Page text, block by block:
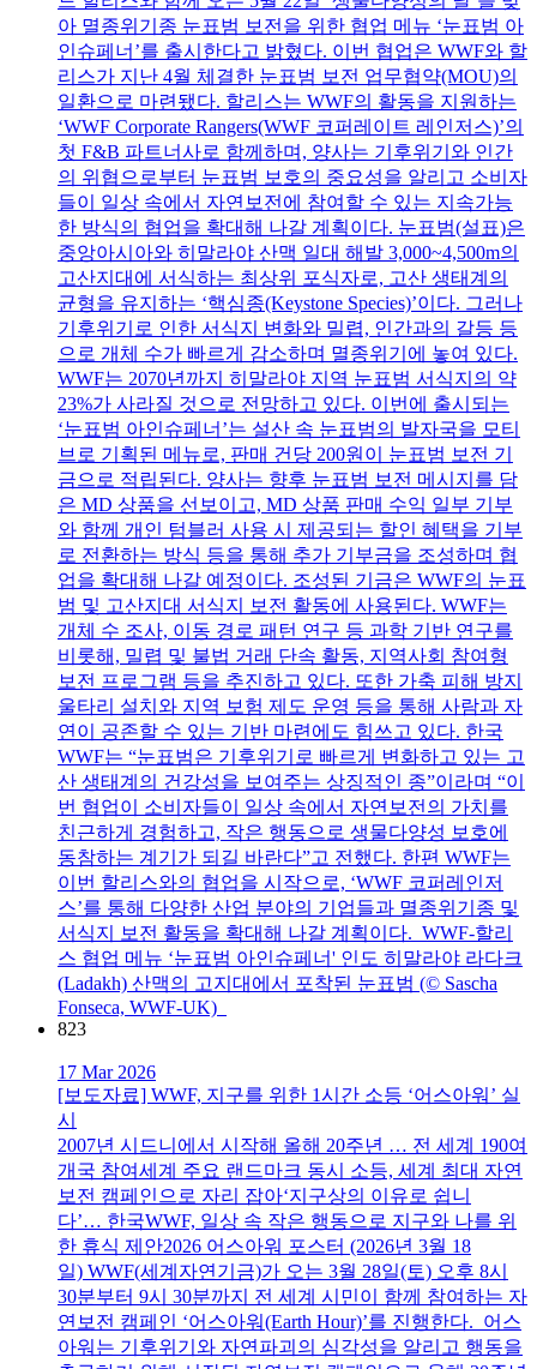
아 멸종위기종 눈표범 보전을 위한 협업 메뉴 ‘눈표범 아
인슈페너’를 출시한다고 밝혔다. 이번 협업은 WWF와 할
리스가 지난 4월 체결한 눈표범 보전 업무협약(MOU)의
일환으로 마련됐다. 할리스는 WWF의 활동을 지원하는
‘WWF Corporate Rangers(WWF 코퍼레이트 레인저스)’의
첫 F&B 파트너사로 함께하며, 양사는 기후위기와 인간
의 위협으로부터 눈표범 보호의 중요성을 알리고 소비자
들이 일상 속에서 자연보전에 참여할 수 있는 지속가능
한 방식의 협업을 확대해 나갈 계획이다. 눈표범(설표)은
중앙아시아와 히말라야 산맥 일대 해발 3,000~4,500m의
고산지대에 서식하는 최상위 포식자로, 고산 생태계의
균형을 유지하는 ‘핵심종(Keystone Species)’이다. 그러나
기후위기로 인한 서식지 변화와 밀렵, 인간과의 갈등 등
으로 개체 수가 빠르게 감소하며 멸종위기에 놓여 있다.
WWF는 2070년까지 히말라야 지역 눈표범 서식지의 약
23%가 사라질 것으로 전망하고 있다. 이번에 출시되는
‘눈표범 아인슈페너’는 설산 속 눈표범의 발자국을 모티
브로 기획된 메뉴로, 판매 건당 200원이 눈표범 보전 기
금으로 적립된다. 양사는 향후 눈표범 보전 메시지를 담
은 MD 상품을 선보이고, MD 상품 판매 수익 일부 기부
와 함께 개인 텀블러 사용 시 제공되는 할인 혜택을 기부
로 전환하는 방식 등을 통해 추가 기부금을 조성하며 협
업을 확대해 나갈 예정이다. 조성된 기금은 WWF의 눈표
범 및 고산지대 서식지 보전 활동에 사용된다. WWF는
개체 수 조사, 이동 경로 패턴 연구 등 과학 기반 연구를
비롯해, 밀렵 및 불법 거래 단속 활동, 지역사회 참여형
보전 프로그램 등을 추진하고 있다. 또한 가축 피해 방지
울타리 설치와 지역 보험 제도 운영 등을 통해 사람과 자
연이 공존할 수 있는 기반 마련에도 힘쓰고 있다. 한국
WWF는 “눈표범은 기후위기로 빠르게 변화하고 있는 고
산 생태계의 건강성을 보여주는 상징적인 종”이라며 “이
번 협업이 소비자들이 일상 속에서 자연보전의 가치를
친근하게 경험하고, 작은 행동으로 생물다양성 보호에
동참하는 계기가 되길 바란다”고 전했다. 한편 WWF는
이번 할리스와의 협업을 시작으로, ‘WWF 코퍼레인저
스’를 통해 다양한 산업 분야의 기업들과 멸종위기종 및
서식지 보전 활동을 확대해 나갈 계획이다. WWF-할리
스 협업 메뉴 ‘눈표범 아인슈페너' 인도 히말라야 라다크
(Ladakh) 산맥의 고지대에서 포착된 눈표범 (© Sascha
Fonseca, WWF-UK)
823
17 Mar 2026
[보도자료] WWF, 지구를 위한 1시간 소등 ‘어스아워’ 실
시
2007년 시드니에서 시작해 올해 20주년 … 전 세계 190여
개국 참여세계 주요 랜드마크 동시 소등, 세계 최대 자연
보전 캠페인으로 자리 잡아‘지구상의 이유로 쉽니
다’… 한국WWF, 일상 속 작은 행동으로 지구와 나를 위
한 휴식 제안2026 어스아워 포스터 (2026년 3월 18
일) WWF(세계자연기금)가 오는 3월 28일(토) 오후 8시
30분부터 9시 30분까지 전 세계 시민이 함께 참여하는 자
연보전 캠페인 ‘어스아워(Earth Hour)’를 진행한다. 어스
아워는 기후위기와 자연파괴의 심각성을 알리고 행동을